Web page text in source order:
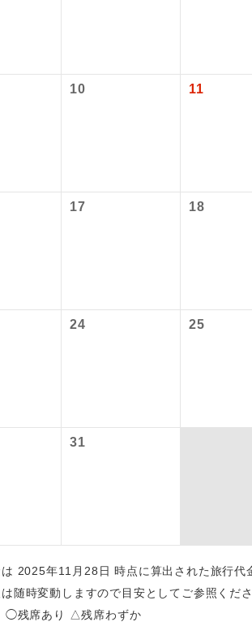
10 11
17 18
24 25
31
2025年11月28日 時点に算出された旅行代
随時変動しますので目安としてご参照くだ
◯残席あり △残席わずか
現地添乗員同行
温泉
1名様催行